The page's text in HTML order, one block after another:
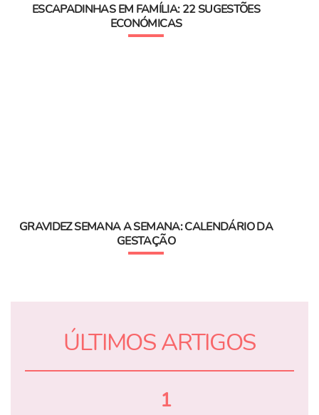
ESCAPADINHAS EM FAMÍLIA: 22 SUGESTÕES
ECONÓMICAS
GRAVIDEZ SEMANA A SEMANA: CALENDÁRIO DA
GESTAÇÃO
ÚLTIMOS ARTIGOS
1